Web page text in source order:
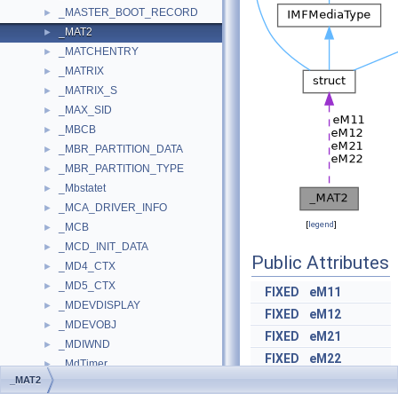
► _MASTER_BOOT_RECORD
► _MAT2
► _MATCHENTRY
► _MATRIX
► _MATRIX_S
► _MAX_SID
► _MBCB
► _MBR_PARTITION_DATA
► _MBR_PARTITION_TYPE
► _Mbstatet
► _MCA_DRIVER_INFO
► _MCB
► _MCD_INIT_DATA
► _MD4_CTX
► _MD5_CTX
► _MDEVDISPLAY
► _MDEVOBJ
► _MDIWND
► _MdTimer
►
[legend]
Public Attributes
FIXED
eM11
FIXED
eM12
FIXED
eM21
FIXED
eM22
_MAT2